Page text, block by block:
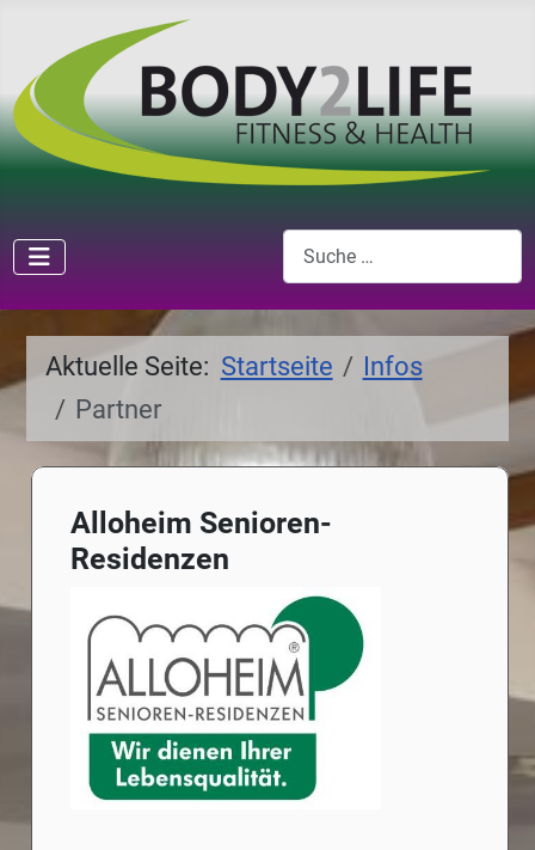
Suchen
Aktuelle Seite: Startseite
Infos
Partner
Alloheim Senioren-
Residenzen